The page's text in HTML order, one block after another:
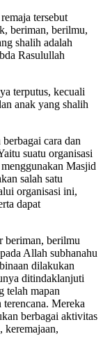
tersebut
beriman, berilmu,
shalih adalah
Rasulullah
terputus, kecuali
anak yang shalih
cara dan
suatu organisasi
Masjid
salah satu
organisasi ini,
dapat
beriman, berilmu
Allah subhanahu
dilakukan
ditindaklanjuti
telah mapan
terencana. Mereka
berbagai aktivitas
keremajaan,